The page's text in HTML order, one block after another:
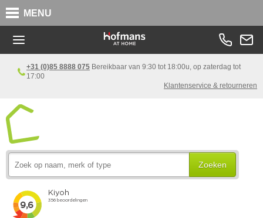
MENU
+31 (0)85 8888 075 Bereikbaar van 9:30 tot 18:00u, op zaterdag tot
17:00
Klantenservice & retourneren
Zoeken